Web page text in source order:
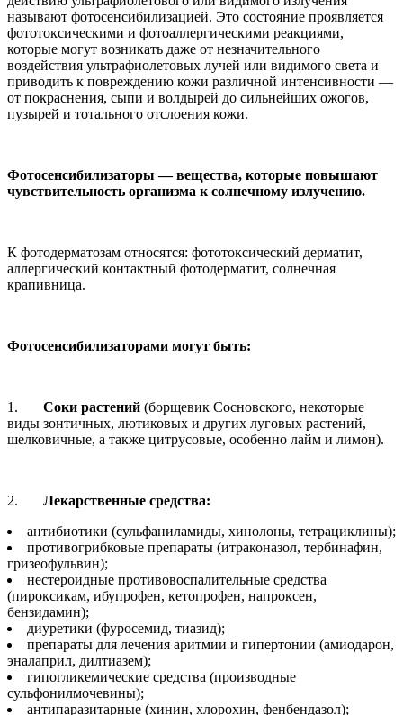
называют фотосенсибилизацией. Это состояние проявляется
фототоксическими и фотоаллергическими реакциями,
которые могут возникать даже от незначительного
воздействия ультрафиолетовых лучей или видимого света и
приводить к повреждению кожи различной интенсивности —
от покраснения, сыпи и волдырей до сильнейших ожогов,
пузырей и тотального отслоения кожи.
Фотосенсибилизаторы — вещества, которые повышают
чувствительность организма к солнечному излучению.
К фотодерматозам относятся: фототоксический дерматит,
аллергический контактный фотодерматит, солнечная
крапивница.
Фотосенсибилизаторами могут быть:
1. Соки растений (борщевик Сосновского, некоторые
виды зонтичных, лютиковых и других луговых растений,
шелковичные, а также цитрусовые, особенно лайм и лимон).
2.
Лекарственные средства:
антибиотики (сульфаниламиды, хинолоны, тетрациклины);
противогрибковые препараты (итраконазол, тербинафин,
гризеофульвин);
нестероидные противовоспалительные средства
(пироксикам, ибупрофен, кетопрофен, напроксен,
бензидамин);
диуретики (фуросемид, тиазид);
препараты для лечения аритмии и гипертонии (амиодарон,
эналаприл, дилтиазем);
гипогликемические средства (производные
сульфонилмочевины);
антипаразитарные (хинин, хлорохин, фенбендазол);